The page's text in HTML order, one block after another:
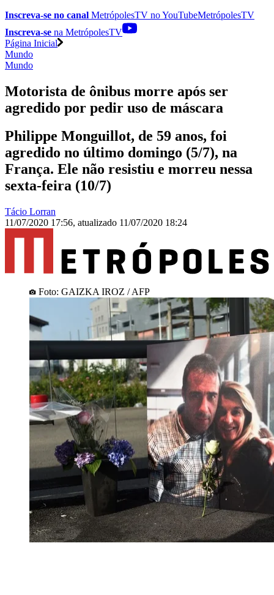
Inscreva-se no canal MetrópolesTV noYouTubeMetrópolesTV
Inscreva-se na MetrópolesTV
Página Inicial
Mundo
Mundo
Motorista de ônibus morre após ser
agredido por pedir uso de máscara
Philippe Monguillot, de 59 anos, foi
agredido no último domingo (5/7), na
França. Ele não resistiu e morreu nessa
sexta-feira (10/7)
Tácio Lorran
11/07/2020 17:56, atualizado 11/07/2020 18:24
Foto: GAIZKA IROZ / AFP